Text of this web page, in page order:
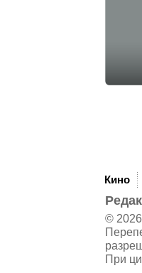
Кино
©
При